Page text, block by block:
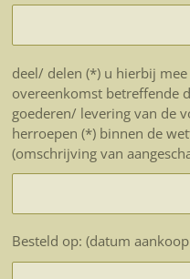
deel/ delen (*) u hierbij
overeenkomst betreffende
goederen/ levering van de
herroepen (*) binnen de
(omschrijving van
Besteld op: (datum